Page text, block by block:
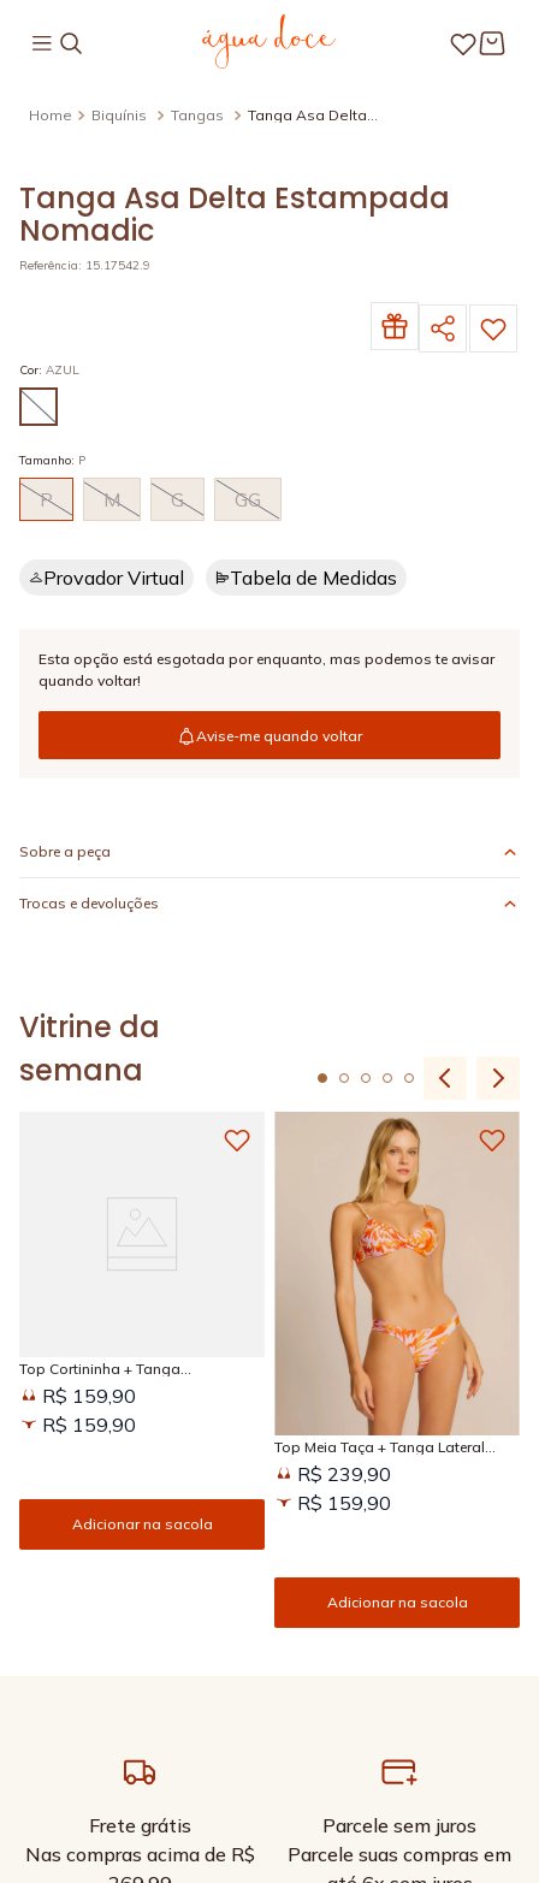
Biquínis Tangas
Tanga Asa Delta
Tanga Asa Delta Estampada
Nomadic
Referência: 15.17542.9
Cor: AZUL
Tamanho: P
P M G GG
Provador Virtual Tabela de Medidas
Esta opção está esgotada por enquanto, mas podemos te avisar
quando voltar!
Avise-me quando voltar
Sobre a peça
Trocas e devoluções
Vitrine da
semana
Top Cortininha + Tanga
Amarradinha Estampada Sun
KissedR$ 159,90
R$ 159,90
Adicionar na sacola
Top Meia Taça + Tanga Lateral
Larga Estampada Sun Kissed
R$ 239,90
R$ 159,90
Adicionar na sacola
Frete grátis
Nas compras acima de R$
Parcele sem juros
Parcele suas compras em